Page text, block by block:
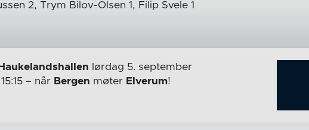
2, Trym Bilov-Olsen 1, Filip Svele 1
Haukelandshallen lørdag 5. september
– når Bergen møter Elverum!